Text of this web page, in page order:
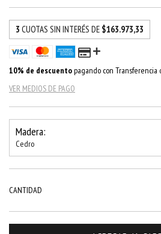
3 CUOTAS SIN INTERÉS DE $163.973,33
10% de descuentopagando con Transferencia
VER MEDIOS DE PAGO
Madera:
Cedro
CANTIDAD